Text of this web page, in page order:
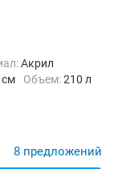
Акрил
см Объем:210 л
8 предложений